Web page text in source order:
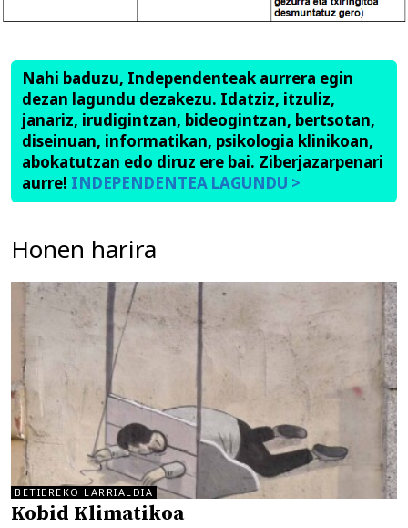
Nahi baduzu, Independenteak aurrera egin
dezan lagundu dezakezu. Idatziz, itzuliz,
janariz, irudigintzan, bideogintzan, bertsotan,
diseinuan, informatikan, psikologia klinikoan,
abokatutzan edo diruz ere bai. Ziberjazarpenari
aurre! INDEPENDENTEA LAGUNDU >
Honen harira
BETIEREKO LARRIALDIA
Kobid Klimatikoa